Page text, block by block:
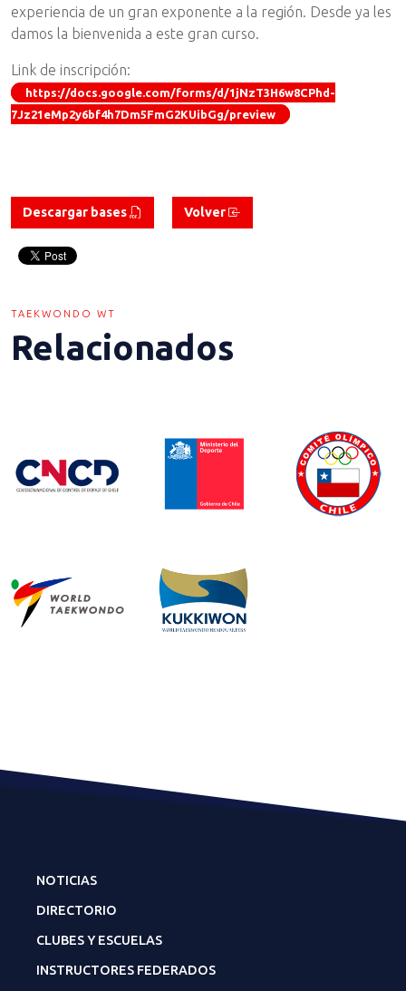
experiencia de un gran exponente a la región. Desde ya les
damos la bienvenida a este gran curso.
Link de inscripción:
https://docs.google.com/forms/d/1jNzT3H6w8CPhd-
7Jz21eMp2y6bf4h7Dm5FmG2KUibGg/preview
Descargar bases Volver
TAEKWONDO WT
Relacionados
NOTICIAS
DIRECTORIO
CLUBES Y ESCUELAS
INSTRUCTORES FEDERADOS